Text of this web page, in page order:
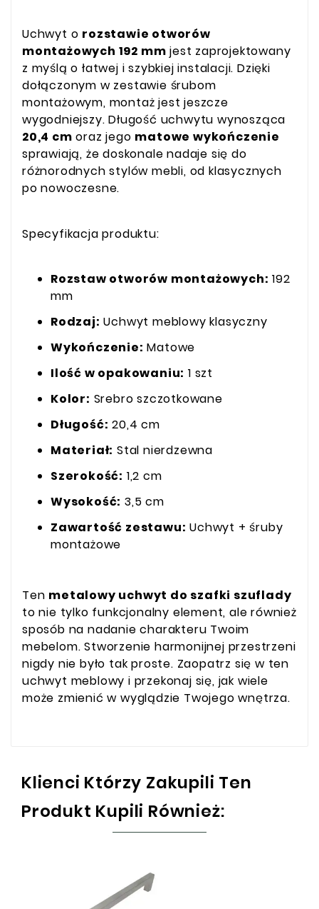
Uchwyt o rozstawie otworów
montażowych 192 mm jest zaprojektowany
z myślą o łatwej i szybkiej instalacji. Dzięki
dołączonym w zestawie śrubom
montażowym, montaż jest jeszcze
wygodniejszy. Długość uchwytu wynosząca
20,4 cm oraz jego matowe wykończenie
sprawiają, że doskonale nadaje się do
różnorodnych stylów mebli, od klasycznych
po nowoczesne.
Specyfikacja produktu:
Rozstaw otworów montażowych: 192
mm
Rodzaj: Uchwyt meblowy klasyczny
Wykończenie: Matowe
Ilość w opakowaniu: 1 szt
Kolor: Srebro szczotkowane
Długość: 20,4 cm
Materiał: Stal nierdzewna
Szerokość: 1,2 cm
Wysokość: 3,5 cm
Zawartość zestawu: Uchwyt + śruby
montażowe
Ten metalowy uchwyt do szafki szuflady
to nie tylko funkcjonalny element, ale również
sposób na nadanie charakteru Twoim
mebelom. Stworzenie harmonijnej przestrzeni
nigdy nie było tak proste. Zaopatrz się w ten
uchwyt meblowy i przekonaj się, jak wiele
może zmienić w wyglądzie Twojego wnętrza.
Klienci Którzy Zakupili Ten
Produkt Kupili Również: